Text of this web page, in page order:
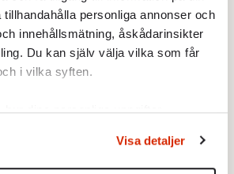
personliga annonser och
innehållsmätning, åskådarinsikter
Du kan själv välja vilka som får
i vilka syften.
hur dina personliga uppgifter
dra tillbaka ditt samtycke när som
Visa detaljer
vår valkompass 2026!